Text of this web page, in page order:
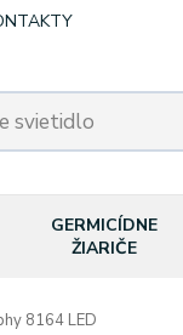
GERMICÍDNE
ŽIARIČE
8164 LED